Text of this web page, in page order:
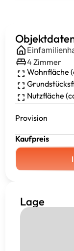
4 Zimmer
Wohnfläche
Nutzfläche
Provision
Kaufpreis
Lage